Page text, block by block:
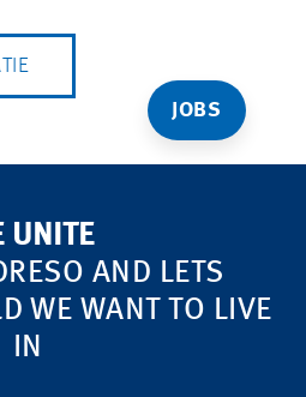
JOBS
UNITE
AND LETS
WE WANT TO LIVE
IN